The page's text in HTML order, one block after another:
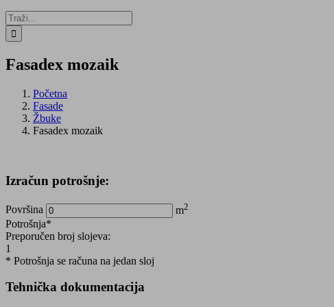
Traži...
Fasadex mozaik
Početna
Fasade
Žbuke
Fasadex mozaik
Izračun potrošnje:
Površina m2
Potrošnja*
Preporučen broj slojeva:
1
* Potrošnja se računa na jedan sloj
Tehnička dokumentacija